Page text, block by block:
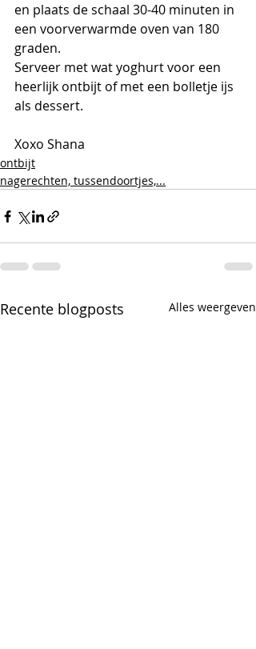
en plaats de schaal 30-40 minuten in
een voorverwarmde oven van 180
graden.
Serveer met wat yoghurt voor een
heerlijk ontbijt of met een bolletje ijs
als dessert.
Xoxo Shana
ontbijt
nagerechten, tussendoortjes,...
Recente blogposts Alles weergeven